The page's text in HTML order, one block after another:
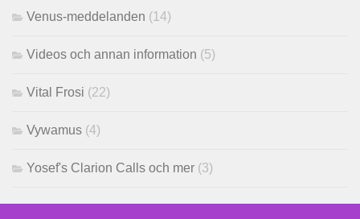
Venus-meddelanden (14)
Videos och annan information (5)
Vital Frosi (22)
Vywamus (4)
Yosef's Clarion Calls och mer (3)